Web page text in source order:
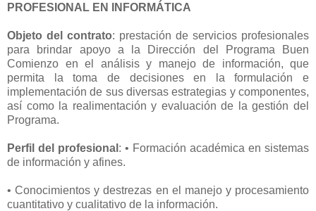
PROFESIONAL EN INFORMÁTICA
Objeto del contrato: prestación de servicios profesionales
para brindar apoyo a la Dirección del Programa Buen
Comienzo en el análisis y manejo de información, que
permita la toma de decisiones en la formulación e
implementación de sus diversas estrategias y componentes,
así como la realimentación y evaluación de la gestión del
Programa.
Perfil del profesional : • Formación académica en sistemas
de información y afines.
• Conocimientos y destrezas en el manejo y procesamiento
cuantitativo y cualitativo de la información.